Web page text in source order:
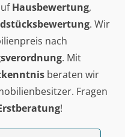
Hausbewertung,
. Wir
nach
. Mit
beraten wir
Fragen
!